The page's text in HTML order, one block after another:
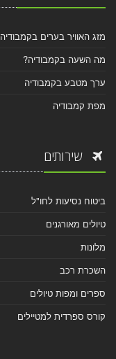
מזג האוויר בערים בקמבודיה
מה השעה בקמבודיה?
ערך מטבע בקמבודיה
מפת קמבודיה
שירותים
ביטוח נסיעות לחו"ל
טיולים מאורגנים
מלונות
השכרת רכב
ספרים ומפות טיולים
קורס ספרדית למטיילים